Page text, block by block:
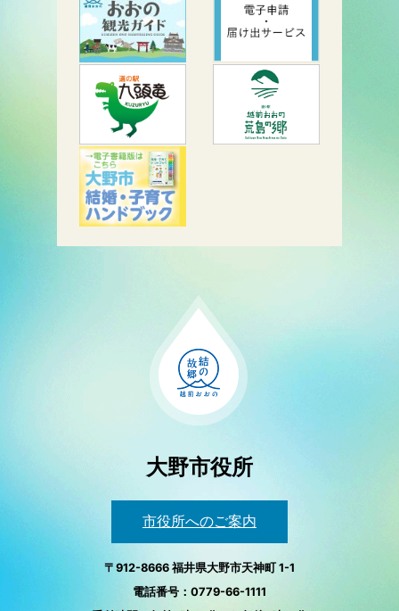
大野市役所
市役所へのご案内
〒912-8666 福井県大野市天神町 1-1
電話番号：0779-66-1111